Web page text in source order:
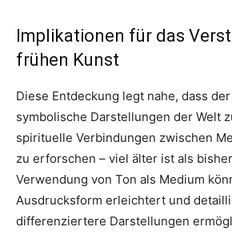
Implikationen für das
frühen Kunst
Diese Entdeckung legt nahe, dass
symbolische Darstellungen der Welt
spirituelle Verbindungen zwischen
zu erforschen – viel älter ist als
Verwendung von Ton als Medium
Ausdrucksform erleichtert und
differenziertere Darstellungen